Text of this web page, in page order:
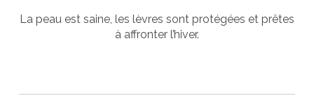
La peau est saine, les lèvres sont protégées et prêtes
à affronter l’hiver.